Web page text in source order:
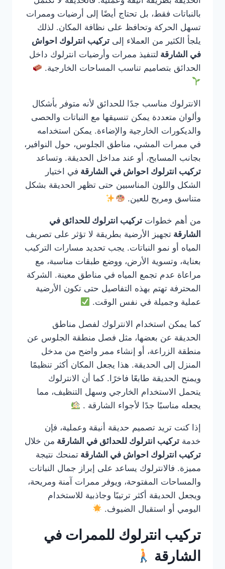
بالنباتات فقط، بل تحتاج أيضًا إلى أرضيات وممرات
تسهل الحركة وتحافظ على نظافة المكان. لذلك
يلجأ الكثير من العملاء إلى تركيب انترلوك احواش
في الشارقة لتنفيذ ممرات وأرضيات انترلوك داخل
الحدائق بتصاميم تناسب المساحات الخارجية.
الانترلوك مناسب جدًا للحدائق لأنه متوفر بأشكال
وألوان متعددة يمكن تنسيقها مع النباتات والحصى
والديكورات الخارجية والإضاءة. يمكن استخدامه
في ممرات المشي، مناطق الجلوس، حول النوافير،
بجانب المسابح، أو عند مداخل الحديقة. وتساعد
تركيب انترلوك احواش في الشارقة في اختيار
الشكل واللون المناسبين حتى تظهر الحديقة بشكل
متناسق ومريح للعين.
من أهم خطوات تركيب انترلوك للحدائق في
الشارقة تجهيز الأرضية بطريقة لا تؤثر على تصريف
المياه أو نمو النباتات. يجب تحديد مسارات التركيب
بعناية، وتسوية الأرض، ووضع طبقات مناسبة، مع
مراعاة عدم تجمع المياه في مناطق معينة. الشركة
المحترفة تهتم بهذه التفاصيل حتى تكون الأرضية
عملية وجميلة في نفس الوقت.
كما يمكن استخدام الانترلوك لفصل مناطق
الحديقة عن بعضها، مثل فصل منطقة الجلوس عن
منطقة الزراعة، أو إنشاء ممر واضح من مدخل
المنزل إلى الحديقة. هذا يجعل المكان أكثر تنظيمًا
ويمنح الحديقة طابعًا فاخرًا. كما أن الانترلوك
يتحمل الاستخدام الخارجي وسهل التنظيف، مما
يجعله مناسبًا جدًا لأجواء الشارقة .
إذا كنت تريد تصميم حديقة أنيقة وعملية، فإن
خدمة تركيب انترلوك للحدائق في الشارقة من خلال
تركيب انترلوك احواش في الشارقة تمنحك نتيجة
مميزة. فالانترلوك يساعد على إبراز جمال النباتات
والمساحات المفتوحة، ويوفر ممرات آمنة ومريحة،
ويجعل الحديقة أكثر ترتيبًا وجاذبية للاستخدام
اليومي أو استقبال الضيوف.
تركيب انترلوك للممرات في
الشارقة